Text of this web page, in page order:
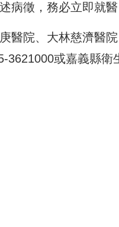
病徵，務必立即就
醫院、大林慈濟醫
或嘉義縣衛